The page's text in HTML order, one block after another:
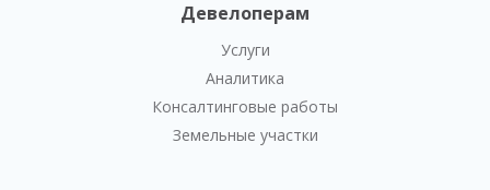
Девелоперам
Услуги
Аналитика
Консалтинговые работы
Земельные участки